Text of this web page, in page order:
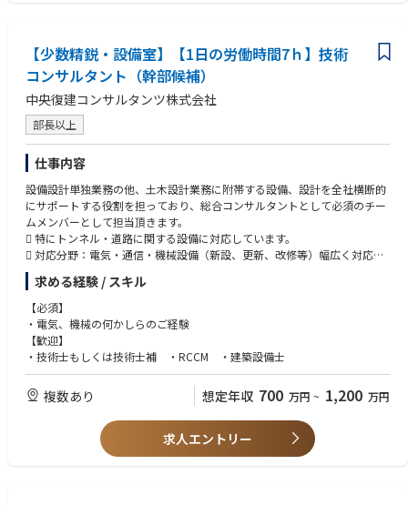
【少数精鋭・設備室】【1日の労働時間7ｈ】技術
コンサルタント（幹部候補）
中央復建コンサルタンツ株式会社
部長以上
仕事内容
設備設計単独業務の他、⼟⽊設計業務に附帯する設備、設計を全社横断的
にサポートする役割を担っており、総合コンサルタントとして必須のチー
ムメンバーとして担当頂きます。
 特にトンネル・道路に関する設備に対応しています。
 対応分野：電気・通信・機械設備（新設、更新、改修等）幅広く対応。
 その他、⼟⽊系技術者がRCCM電気電⼦を取得し、設備設計に参画。
 客先： 国⼟交通省、地⽅⾃治体、⽔資源機構、本四⾼速(JB)等、幅広い
発注者の業務に対応。
 主な銘柄
1)道路管理⽤設備設計(道路・トンネル・アンダーパス・⽴体横断施設・
共同溝)
電気・⾼圧受配電(発電設備) ・照明(トンネル、明り部) ・⾮常警報・
道路情報板・アンダーパス警報設備・遠隔式交通遮断機
通信・ラジオ再放送(無線補助) ・CCTV ・光ケーブル経路・経路情報
収集装置(DSRC)
テレメータ・多重無線・ネットワーク
求める経験 / スキル
【必須】
・電気、機械の何かしらのご経験
【歓迎】
・技術士もしくは技術士補 ・RCCM ・建築設備士
複数あり 想定年収 700 万円 ~ 1,200 万円
求人エントリー